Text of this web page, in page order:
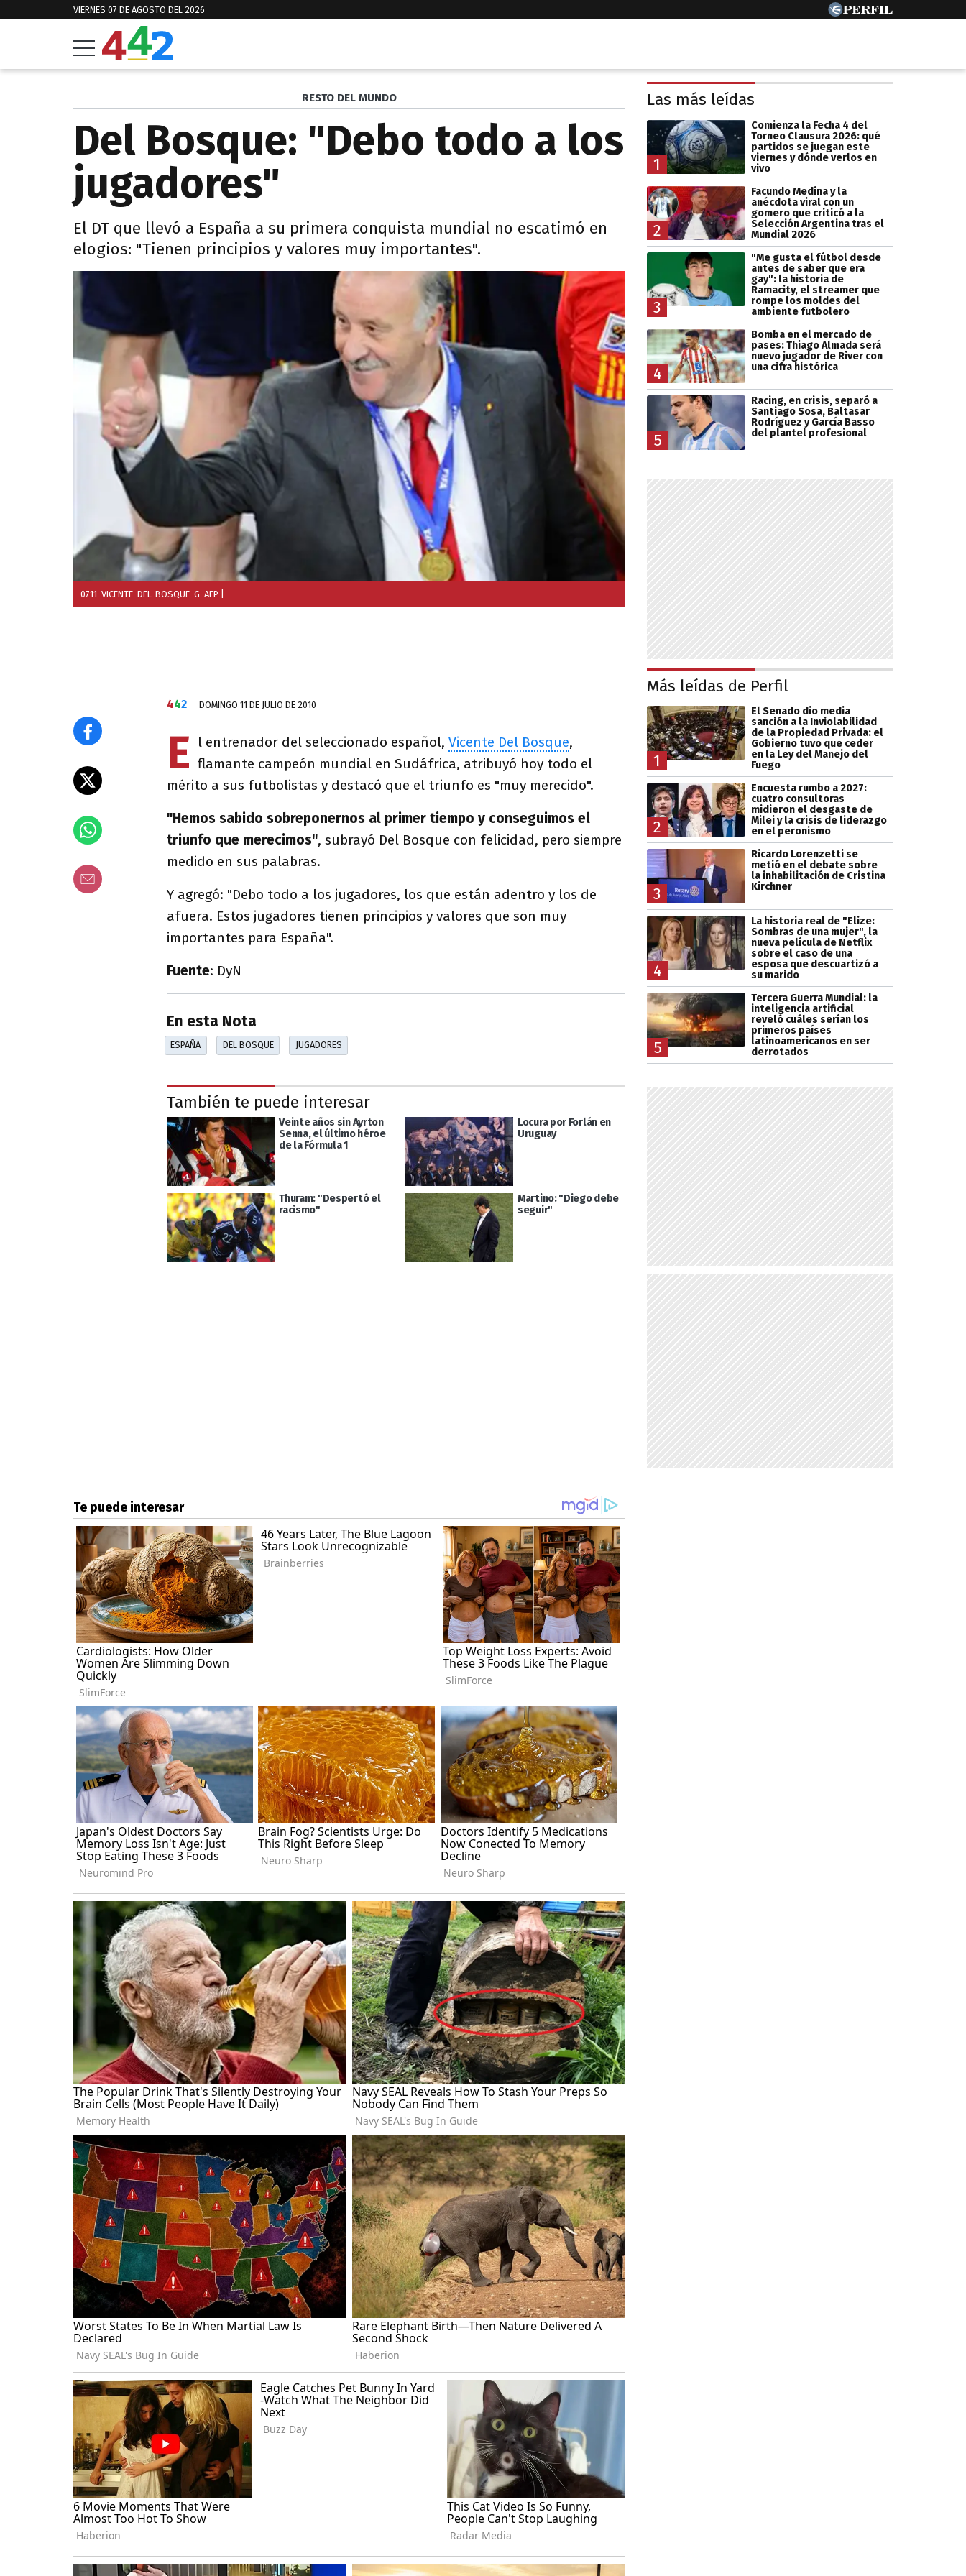
VIERNES 07 DE AGOSTO DEL 2026
RESTO DEL MUNDO
Del Bosque: "Debo todo a los
jugadores"
El DT que llevó a España a su primera conquista mundial no escatimó en
elogios: "Tienen principios y valores muy importantes".
0711-VICENTE-DEL-BOSQUE-G-AFP
442 DOMINGO 11 DE JULIO DE 2010
E l entrenador del seleccionado español, Vicente Del Bosque,
flamante campeón mundial en Sudáfrica, atribuyó hoy todo el
mérito a sus futbolistas y destacó que el triunfo es "muy merecido".
"Hemos sabido sobreponernos al primer tiempo y conseguimos el
triunfo que merecimos", subrayó Del Bosque con felicidad, pero siempre
medido en sus palabras.
Y agregó: "Debo todo a los jugadores, los que están adentro y los de
afuera. Estos jugadores tienen principios y valores que son muy
importantes para España".
Fuente: DyN
En esta Nota
ESPAÑA DEL BOSQUE JUGADORES
También te puede interesar
Veinte años sin Ayrton
Senna, el último héroe
de la Fórmula 1
Locura por Forlán en
Uruguay
Thuram: "Despertó el
racismo"
Martino: "Diego debe
seguir"
Las más leídas
1
Comienza la Fecha 4 del
Torneo Clausura 2026: qué
partidos se juegan este
viernes y dónde verlos en
vivo
2
Facundo Medina y la
anécdota viral con un
gomero que criticó a la
Selección Argentina tras el
Mundial 2026
3
"Me gusta el fútbol desde
antes de saber que era
gay": la historia de
Ramacity, el streamer que
rompe los moldes del
ambiente futbolero
4
Bomba en el mercado de
pases: Thiago Almada será
nuevo jugador de River con
una cifra histórica
5
Racing, en crisis, separó a
Santiago Sosa, Baltasar
Rodríguez y García Basso
del plantel profesional
Más leídas de Perfil
1
El Senado dio media
sanción a la Inviolabilidad
de la Propiedad Privada: el
Gobierno tuvo que ceder
en la Ley del Manejo del
Fuego
2
Encuesta rumbo a 2027:
cuatro consultoras
midieron el desgaste de
Milei y la crisis de liderazgo
en el peronismo
3
Ricardo Lorenzetti se
metió en el debate sobre
la inhabilitación de Cristina
Kirchner
4
La historia real de "Elize:
Sombras de una mujer", la
nueva película de Netflix
sobre el caso de una
esposa que descuartizó a
su marido
5
Tercera Guerra Mundial: la
inteligencia artificial
reveló cuáles serían los
primeros países
latinoamericanos en ser
derrotados